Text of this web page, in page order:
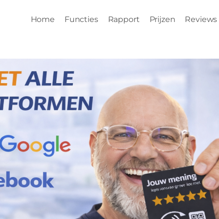
Home Functies Rapport Prijzen Reviews